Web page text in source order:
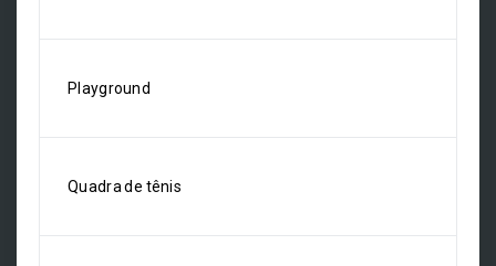
Playground
Quadra de tênis